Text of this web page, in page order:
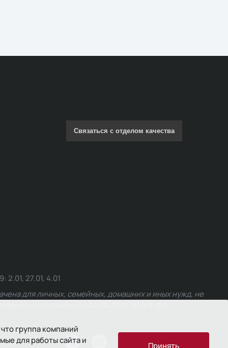
группа компаний
для работы сайта и
Принять
Связаться с отделом качества
27.01, 4.01
для личных, семейных, домашних и иных нужд, не